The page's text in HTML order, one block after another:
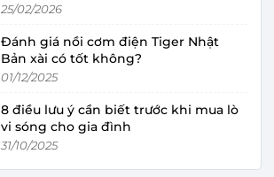
25/02/2026
Đánh giá nồi cơm điện Tiger Nhật
Bản xài có tốt không?
01/12/2025
8 điều lưu ý cần biết trước khi mua lò
vi sóng cho gia đình
31/10/2025